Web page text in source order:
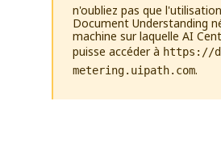
n'oubliez pas que
Document Understanding
machine sur laquelle AI
puisse accéder à https://
metering.uipath.com.